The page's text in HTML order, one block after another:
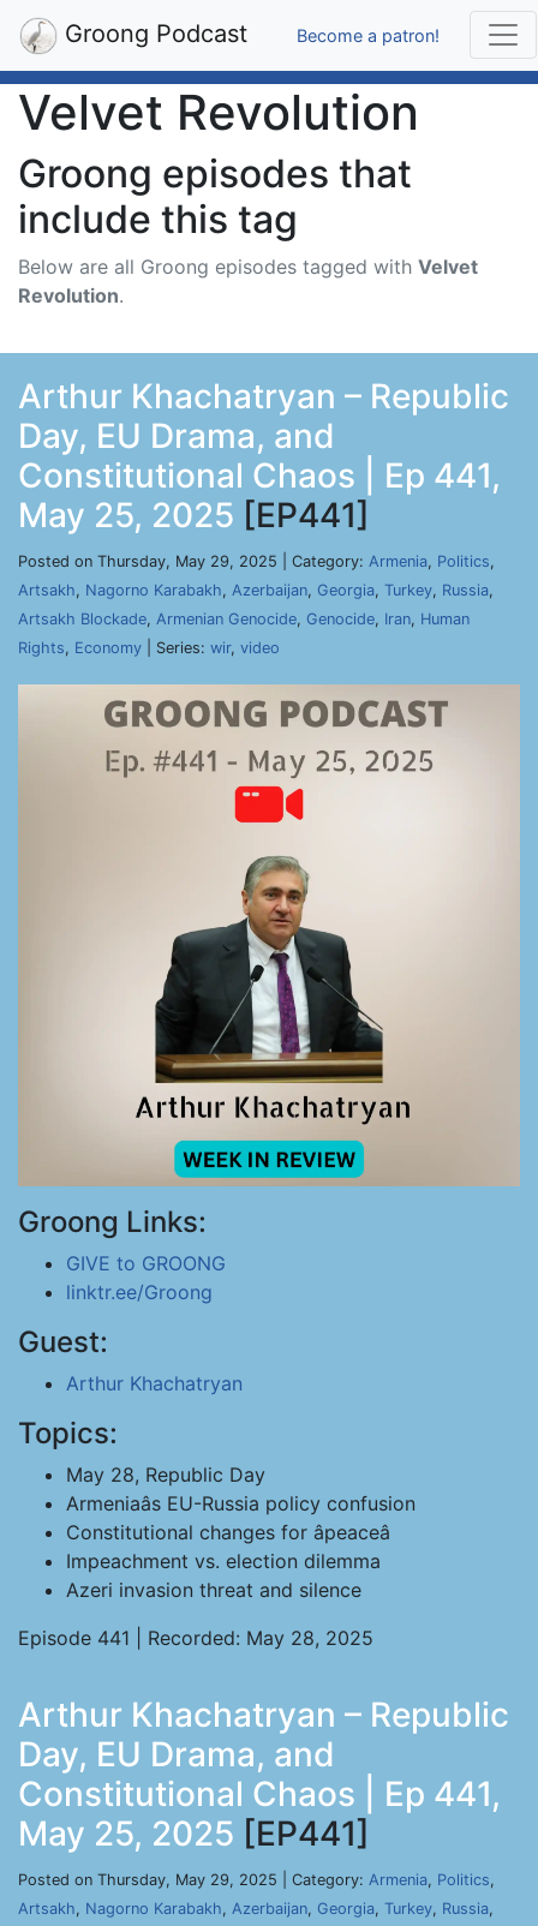
Groong Podcast Become a patron!
Velvet Revolution
Groong episodes that
include this tag
Below are all Groong episodes tagged with Velvet
Revolution.
Arthur Khachatryan – Republic
Day, EU Drama, and
Constitutional Chaos | Ep 441,
May 25, 2025 [EP441]
Posted on Thursday, May 29, 2025 | Category: Armenia, Politics,
Artsakh, Nagorno Karabakh, Azerbaijan, Georgia, Turkey, Russia,
Artsakh Blockade, Armenian Genocide, Genocide, Iran, Human
Rights, Economy | Series: wir, video
Groong Links:
GIVE to GROONG
linktr.ee/Groong
Guest:
Arthur Khachatryan
Topics:
May 28, Republic Day
Armeniaâs EU-Russia policy confusion
Constitutional changes for âpeaceâ
Impeachment vs. election dilemma
Azeri invasion threat and silence
Episode 441 | Recorded: May 28, 2025
Arthur Khachatryan – Republic
Day, EU Drama, and
Constitutional Chaos | Ep 441,
May 25, 2025 [EP441]
Posted on Thursday, May 29, 2025 | Category: Armenia, Politics,
Artsakh, Nagorno Karabakh, Azerbaijan, Georgia, Turkey, Russia,